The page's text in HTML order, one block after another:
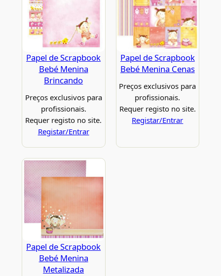
Papel de Scrapbook
Bebé Menina
Brincando
Preços exclusivos para
profissionais.
Requer registo no site.
Registar/Entrar
Papel de Scrapbook
Bebé Menina Cenas
Preços exclusivos para
profissionais.
Requer registo no site.
Registar/Entrar
Papel de Scrapbook
Bebé Menina
Metalizada